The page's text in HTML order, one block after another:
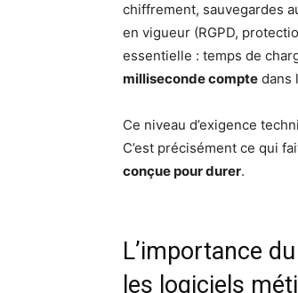
chiffrement, sauvegardes
en vigueur (RGPD,
essentielle : temps de
milliseconde compte dans
Ce niveau d’exigence
C’est précisément ce qui
conçue pour durer.
L’importance
les logiciels